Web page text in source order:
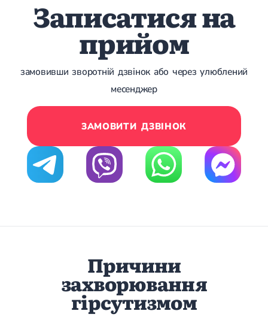
Лікування переломів щиколоток
Лікування переломів ключиці
Лікування переломів передпліччя
Лікування переломів кісток тазу
Іммобілізація
Лікування переломів гомілки
Лікування переломів п'яти
Полиостеоартроз
Протез синовіальної рідини
PRP-терапія
Розрив зв'язок
Розрив зв'язок плечового суглобу
Розрив зв'язок ліктьового суглобу
Цукровий діабет 1 типу
Цукровий діабет 2 типу
Нецукровий діабет
Записатися на
прийом
замовивши зворотній дзвінок або через улюблений
месенджер
ЗАМОВИТИ ДЗВІНОК
Причини
захворювання
гірсутизмом